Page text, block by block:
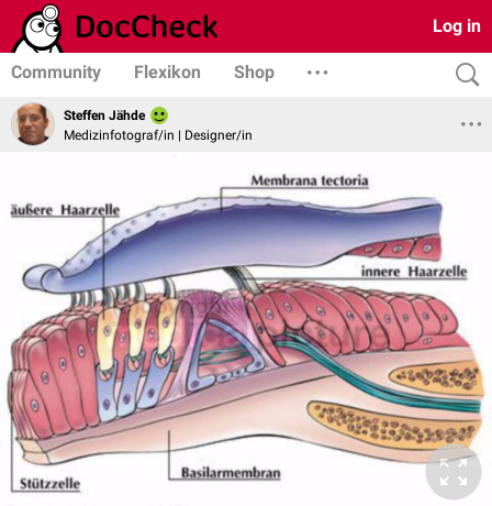
Log in
Community Flexikon Shop
Steffen Jähde
Medizinfotograf/in | Designer/in